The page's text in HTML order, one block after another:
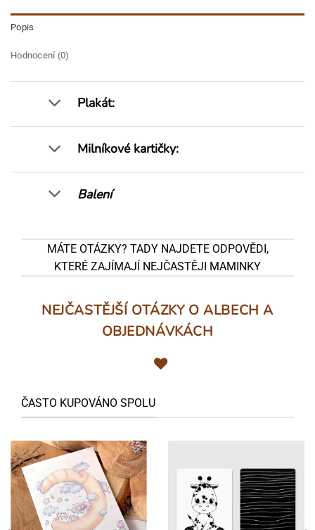
Popis
Hodnocení (0)
Plakát:
Milníkové kartičky:
Balení
MÁTE OTÁZKY? TADY NAJDETE ODPOVĚDI,
KTERÉ ZAJÍMAJÍ NEJČASTĚJI MAMINKY
NEJČASTĚJŠÍ OTÁZKY O ALBECH A
OBJEDNÁVKÁCH
ČASTO KUPOVÁNO SPOLU